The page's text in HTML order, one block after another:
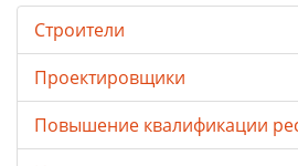
Строители
Проектировщики
Повышение квалификации